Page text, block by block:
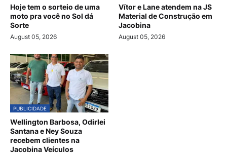
Hoje tem o sorteio de uma
moto pra você no Sol dá
Sorte
August 05, 2026
Vítor e Lane atendem na JS
Material de Construção em
Jacobina
August 05, 2026
PUBLICIDADE
Wellington Barbosa, Odirlei
Santana e Ney Souza
recebem clientes na
Jacobina Veículos